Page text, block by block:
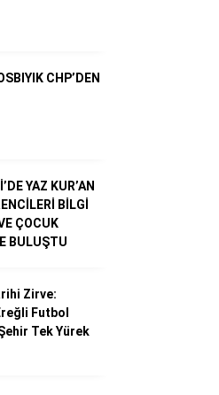
CHP’DEN
YAZ KUR’AN
BİLGİ
ÇOCUK
BULUŞTU
Zirve:
Futbol
Tek Yürek